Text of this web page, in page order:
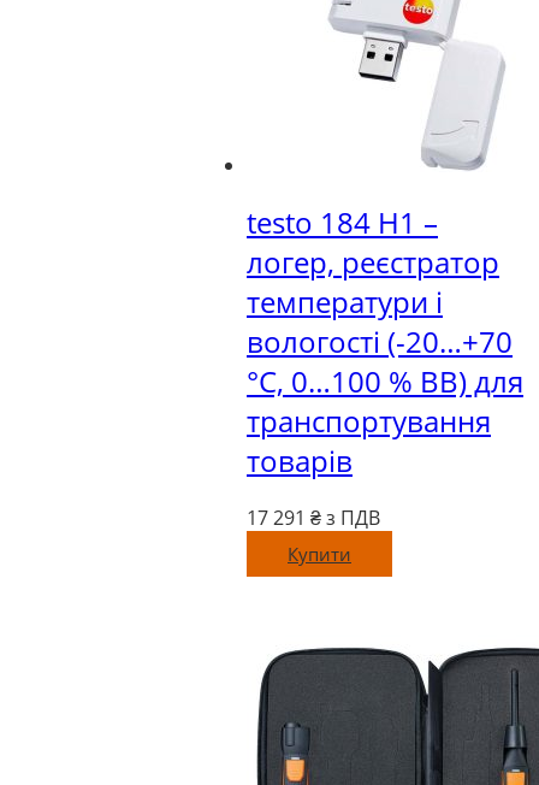
testo 184 H1 –
логер, реєстратор
температури і
вологості (-20…+70
°C, 0…100 % ВВ) для
транспортування
товарів
17 291 ₴ з ПДВ
Купити